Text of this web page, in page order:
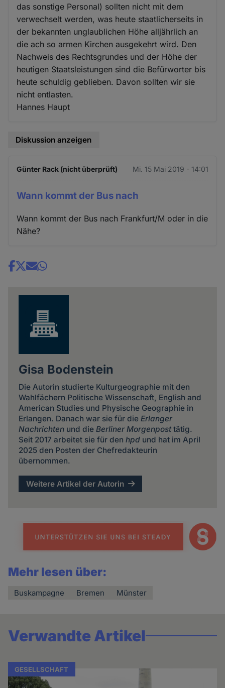
das sonstige Personal) sollten nicht mit dem
verwechselt werden, was heute staatlicherseits in
der bekannten unglaublichen Höhe alljährlich an
die ach so armen Kirchen ausgekehrt wird. Den
Nachweis des Rechtsgrundes und der Höhe der
heutigen Staatsleistungen sind die Befürworter bis
heute schuldig geblieben. Davon sollten wir sie
nicht entlasten.
Hannes Haupt
Diskussion anzeigen
Günter Rack (nicht überprüft) Mi. 15 Mai 2019 - 14:01
Wann kommt der Bus nach
Wann kommt der Bus nach Frankfurt/M oder in die
Nähe?
Share
Gisa Bodenstein
Die Autorin studierte Kulturgeographie mit den
Wahlfächern Politische Wissenschaft, English and
American Studies und Physische Geographie in
Erlangen. Danach war sie für die Erlanger
Nachrichtenund die Berliner Morgenposttätig.
Seit 2017 arbeitet sie für den hpdund hat im April
2025 den Posten der Chefredakteurin
übernommen.
Weitere Artikel der Autorin
Mehr lesen über:
Buskampagne Bremen Münster
Verwandte Artikel
GESELLSCHAFT